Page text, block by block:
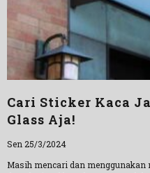
Cari Sticker Kaca
Glass Aja!
Sen 25/3/2024
Masih mencari dan menggunakan